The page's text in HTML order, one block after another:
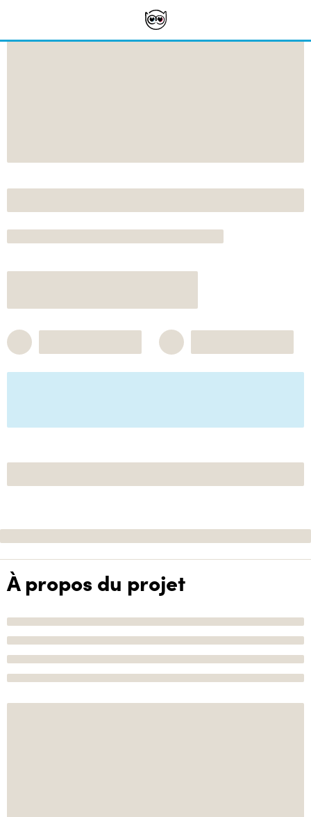
À propos du projet